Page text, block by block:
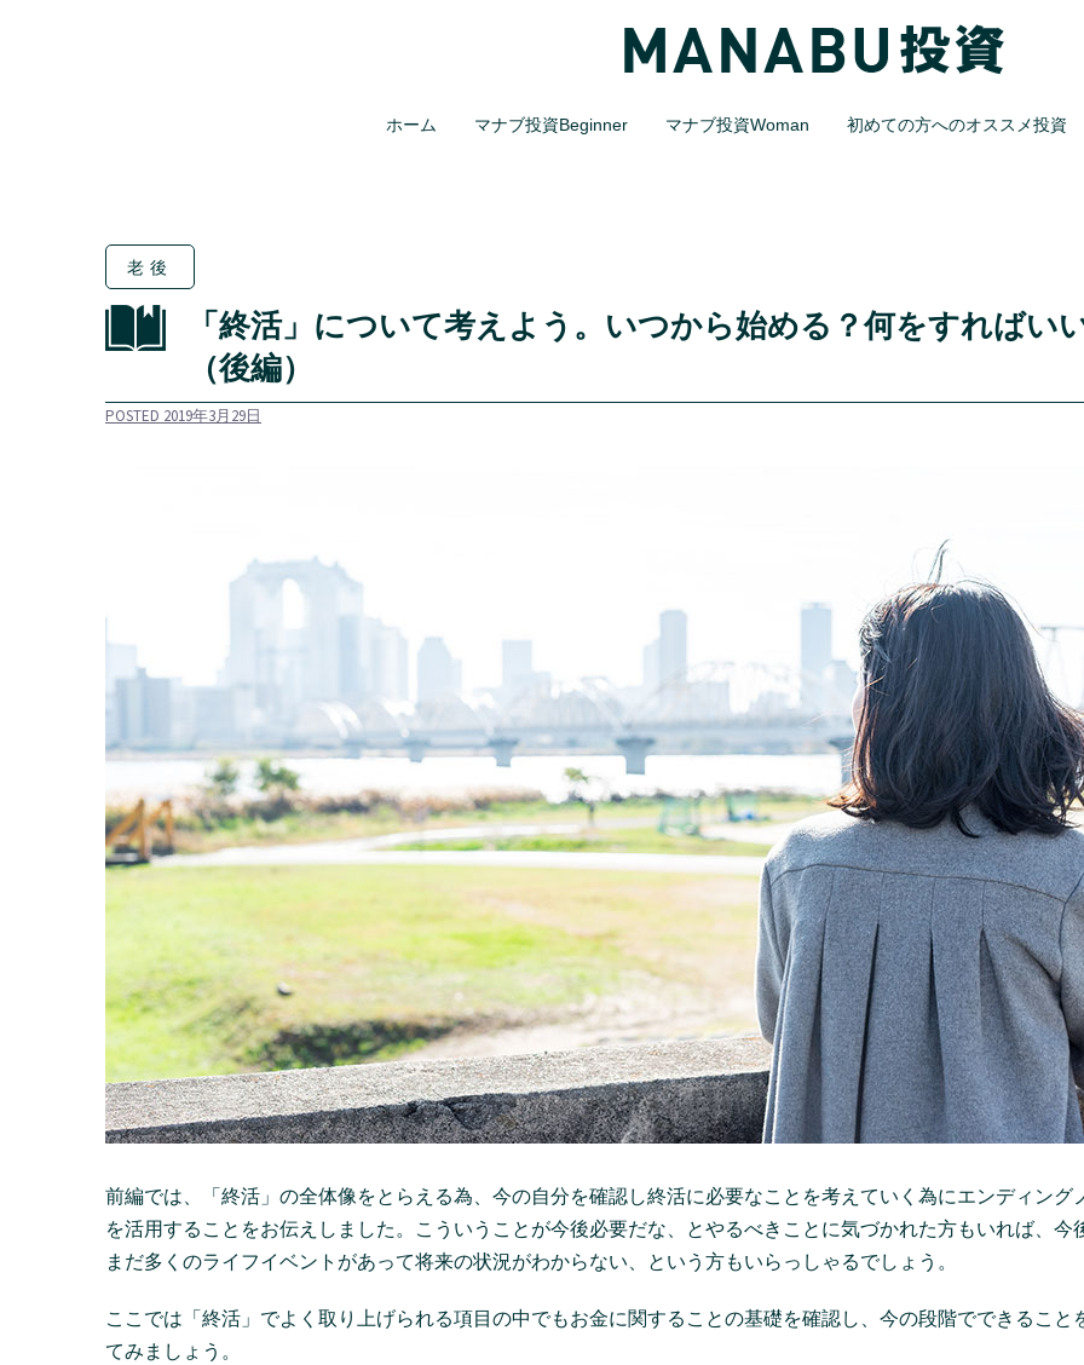
ホーム マナブ投資Beginner マナブ投資Woman 初めての方へのオススメ投資
老後
「終活」について考えよう。いつから始める？何をすればい
（後編）
POSTED 2019年3月29日
前編では、「終活」の全体像をとらえる為、今の自分を確認し終活に必要なことを考えていく為にエンディング
を活用することをお伝えしました。こういうことが今後必要だな、とやるべきことに気づかれた方もいれば、今
まだ多くのライフイベントがあって将来の状況がわからない、という方もいらっしゃるでしょう。
ここでは「終活」でよく取り上げられる項目の中でもお金に関することの基礎を確認し、今の段階でできること
てみましょう。